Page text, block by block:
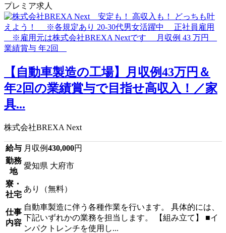
プレミア求人
【自動車製造の工場】月収例43万円＆
年2回の業績賞与で目指せ高収入！／家
具...
株式会社BREXA Next
給与 月収例430,000円
勤務
地
愛知県 大府市
寮・
社宅
あり（無料）
仕事
内容
自動車製造に伴う各種作業を行います。 具体的には、
下記いずれかの業務を担当します。 【組み立て】 ■イ
ンパクトレンチを使用し...